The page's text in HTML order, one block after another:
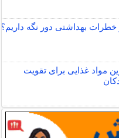
خطرات بهداشتی دور نگه داریم؟
مواد غذایی برای تقویت